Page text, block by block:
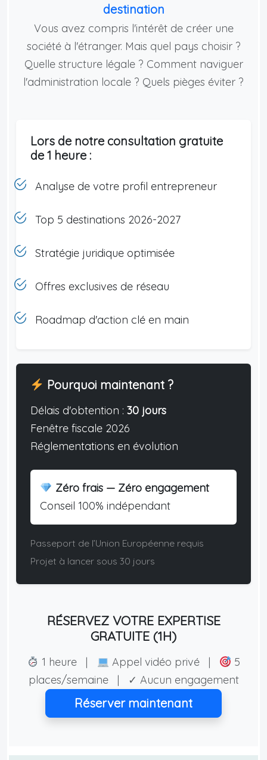
destination
Vous avez compris l'intérêt de créer une
société à l'étranger. Mais quel pays choisir ?
Quelle structure légale ? Comment naviguer
l'administration locale ? Quels pièges éviter ?
Lors de notre consultation gratuite
de 1 heure :
Analyse de votre profil entrepreneur
Top 5 destinations 2026-2027
Stratégie juridique optimisée
Offres exclusives de réseau
Roadmap d'action clé en main
Pourquoi maintenant ?
Délais d'obtention : 30 jours
Fenêtre fiscale 2026
Réglementations en évolution
Zéro frais — Zéro engagement
Conseil 100% indépendant
Passeport de l’Union Européenne requis
Projet à lancer sous 30 jours
RÉSERVEZ VOTRE EXPERTISE
GRATUITE (1H)
1 heure | Appel vidéo privé |
5
places/semaine | ✓ Aucun engagement
Réserver maintenant